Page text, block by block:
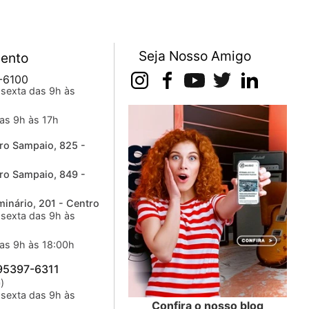
das 9h às
9h às 17h
Sampaio, 825 -
Sampaio, 849 -
201 - Centro
das 9h às
9h às 18:00h
6311
das 9h às
Seja Nosso Amigo
Confira o nosso blog